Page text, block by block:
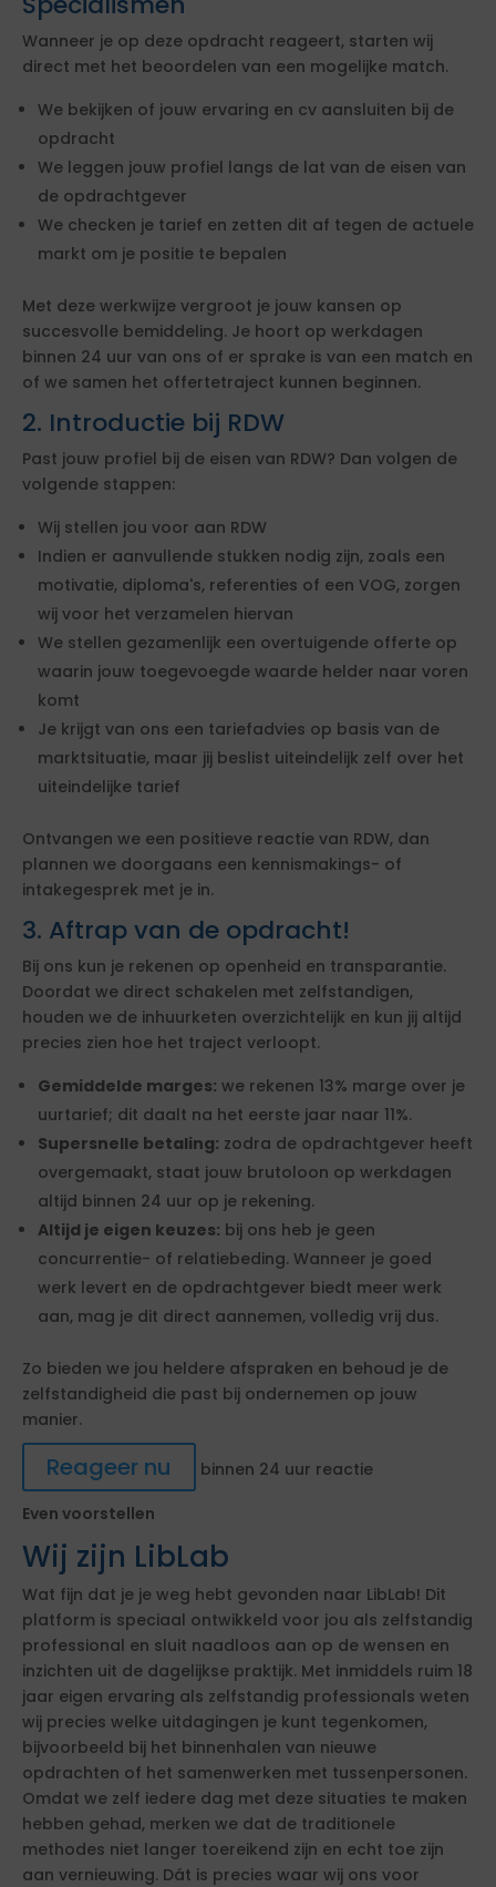
Wanneer je op deze opdracht reageert, starten wij
direct met het beoordelen van een mogelijke match.
We bekijken of jouw ervaring en cv aansluiten bij de
opdracht
We leggen jouw profiel langs de lat van de eisen van
de opdrachtgever
We checken je tarief en zetten dit af tegen de actuele
markt om je positie te bepalen
Met deze werkwijze vergroot je jouw kansen op
succesvolle bemiddeling. Je hoort op werkdagen
binnen 24 uur van ons of er sprake is van een match en
of we samen het offertetraject kunnen beginnen.
2. Introductie bij RDW
Past jouw profiel bij de eisen van RDW? Dan volgen de
volgende stappen:
Wij stellen jou voor aan RDW
Indien er aanvullende stukken nodig zijn, zoals een
motivatie, diploma's, referenties of een VOG, zorgen
wij voor het verzamelen hiervan
We stellen gezamenlijk een overtuigende offerte op
waarin jouw toegevoegde waarde helder naar voren
komt
Je krijgt van ons een tariefadvies op basis van de
marktsituatie, maar jij beslist uiteindelijk zelf over het
uiteindelijke tarief
Ontvangen we een positieve reactie van RDW, dan
plannen we doorgaans een kennismakings- of
intakegesprek met je in.
3. Aftrap van de opdracht!
Bij ons kun je rekenen op openheid en transparantie.
Doordat we direct schakelen met zelfstandigen,
houden we de inhuurketen overzichtelijk en kun jij altijd
precies zien hoe het traject verloopt.
Gemiddelde marges: we rekenen 13% marge over je
uurtarief; dit daalt na het eerste jaar naar 11%.
Supersnelle betaling: zodra de opdrachtgever heeft
overgemaakt, staat jouw brutoloon op werkdagen
altijd binnen 24 uur op je rekening.
Altijd je eigen keuzes: bij ons heb je geen
concurrentie- of relatiebeding. Wanneer je goed
werk levert en de opdrachtgever biedt meer werk
aan, mag je dit direct aannemen, volledig vrij dus.
Zo bieden we jou heldere afspraken en behoud je de
zelfstandigheid die past bij ondernemen op jouw
manier.
Reageer nu
binnen 24 uur reactie
Even voorstellen
Wij zijn LibLab
Wat fijn dat je je weg hebt gevonden naar LibLab! Dit
platform is speciaal ontwikkeld voor jou als zelfstandig
professional en sluit naadloos aan op de wensen en
inzichten uit de dagelijkse praktijk. Met inmiddels ruim 18
jaar eigen ervaring als zelfstandig professionals weten
wij precies welke uitdagingen je kunt tegenkomen,
bijvoorbeeld bij het binnenhalen van nieuwe
opdrachten of het samenwerken met tussenpersonen.
Omdat we zelf iedere dag met deze situaties te maken
hebben gehad, merken we dat de traditionele
methodes niet langer toereikend zijn en echt toe zijn
aan vernieuwing. Dát is precies waar wij ons voor